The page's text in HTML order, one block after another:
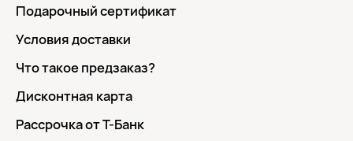
Подарочный сертификат
Условия доставки
Что такое предзаказ?
Дисконтная карта
Рассрочка от Т-Банк